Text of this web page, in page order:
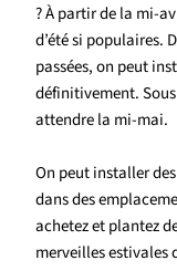
? À partir de la mi-
d’été si populaires.
passées, on peut
définitivement.
attendre la mi-mai.
On peut installer
dans des
achetez et plantez
merveilles estivales